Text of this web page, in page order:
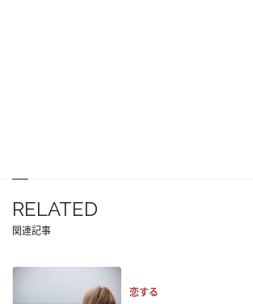
RELATED
関連記事
恋する